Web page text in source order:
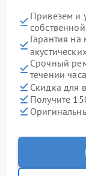
Привезем и
Гарантия
Срочный
течении часа
Скидка для
Получите